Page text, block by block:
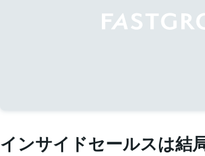
インサイドセールスは結